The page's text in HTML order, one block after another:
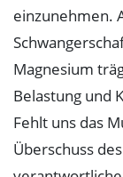
einzunehmen.
Magnesium
Belastung und
Fehlt uns das
Überschuss